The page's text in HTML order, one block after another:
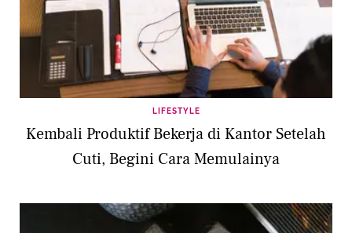
LIFESTYLE
Kembali Produktif Bekerja di Kantor Setelah
Cuti, Begini Cara Memulainya